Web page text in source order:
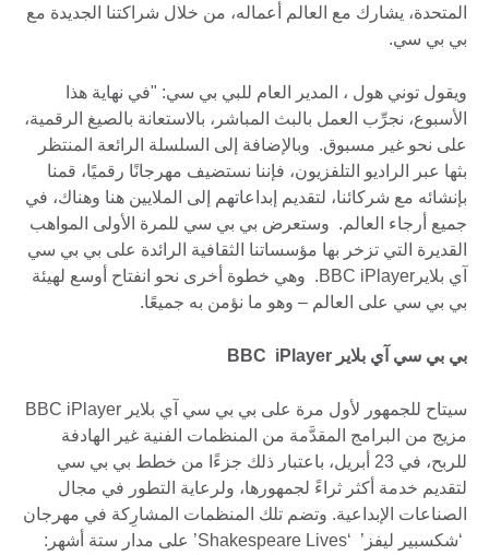
المتحدة، يشارك مع العالم أعماله، من خلال شراكتنا الجديدة مع
بي بي سي.
ويقول توني هول ، المدير العام للبي بي سي: "في نهاية هذا
الأسبوع، نجرِّب العمل بالبث المباشر، بالاستعانة بالصيغ الرقمية،
على نحو غير مسبوق. وبالإضافة إلى السلسلة الرائعة المنتظر
بثها عبر الراديو التلفزيون، فإننا نستضيف مهرجانًا رقميًا، قمنا
بإنشائه مع شركائنا، لتقديم إبداعاتهم إلى الملايين هنا وهناك، في
جميع أرجاء العالم. وستعرض بي بي سي للمرة الأولى المواهب
القديرة التي تزخر بها مؤسساتنا الثقافية الرائدة على بي بي سي
آي بلايرBBC iPlayer. وهي خطوة أخرى نحو انفتاح أوسع لهيئة
بي بي سي على العالم – وهو ما نؤمن به جميعًا.
بي بي سي آي بلاير BBC iPlayer
سيتاح للجمهور لأول مرة على بي بي سي آي بلاير BBC iPlayer
مزيج من البرامج المقدَّمة من المنظمات الفنية غير الهادفة
للربح، في 23 أبريل، باعتبار ذلك جزءًا من خطط بي بي سي
لتقديم خدمة أكثر ثراءً لجمهورها، ولرعاية التطور في مجال
الصناعات الإبداعية. وتضم تلك المنظمات المشارِكة في مهرجان
‘شكسبير ليفز’ ‘Shakespeare Lives’ على مدار ستة أشهر: